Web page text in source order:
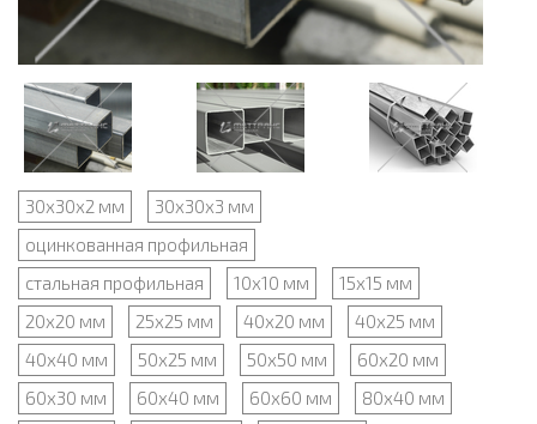
30х30х2 мм
30х30х3 мм
оцинкованная профильная
стальная профильная
10х10 мм
15х15 мм
20х20 мм
25х25 мм 40х20 мм
40х25 мм
40х40 мм
50х25 мм 50х50 мм
60х20 мм
60х30 мм
60х40 мм 60х60 мм
80х40 мм